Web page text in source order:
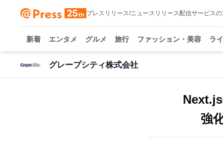
プレスリリース/ニュースリリース配信サービス
新着 エンタメ グルメ 旅行 ファッション・美容 ラ
グレープシティ株式会社
強